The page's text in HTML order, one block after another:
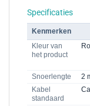
Specificaties
Kenmerken
Kleur van
het product
Snoerlengte
2
Kabel
standaard